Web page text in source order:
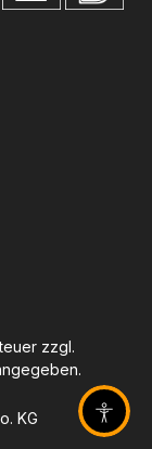
zzgl.
KG